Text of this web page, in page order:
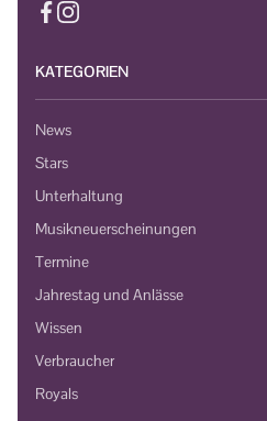
KATEGORIEN
News
Stars
Unterhaltung
Musikneuerscheinungen
Termine
Jahrestag und Anlässe
Wissen
Verbraucher
Royals